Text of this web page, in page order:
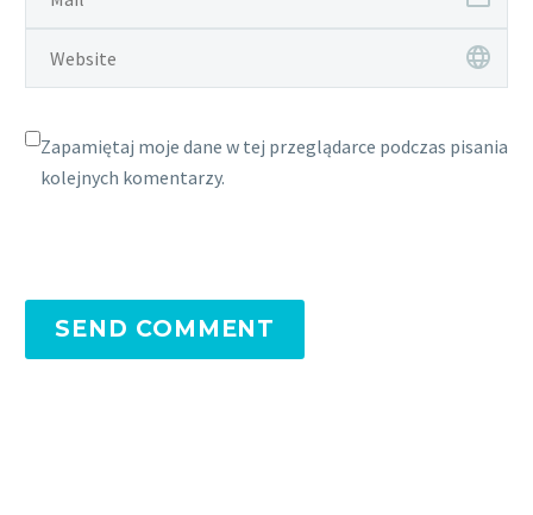
Zapamiętaj moje dane w tej przeglądarce podczas pisania
kolejnych komentarzy.
SEND COMMENT